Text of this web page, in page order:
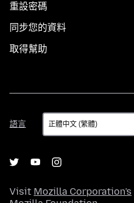
重設密碼
同步您的資料
取得幫助
語言
語
言
Visit Mozilla Corporation's